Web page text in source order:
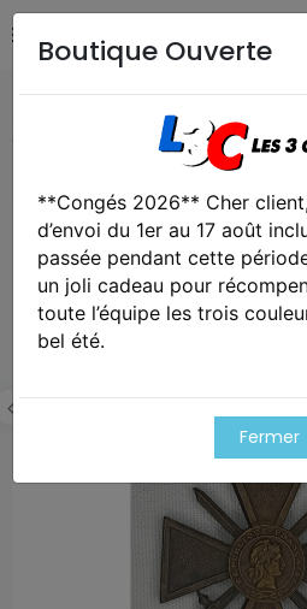
Collection
Boutique Ouverte
**Congés 2026** Cher
d’envoi du 1er au 17 août
passée pendant cette
un joli cadeau pour
toute l’équipe les trois
bel été.
Fermer